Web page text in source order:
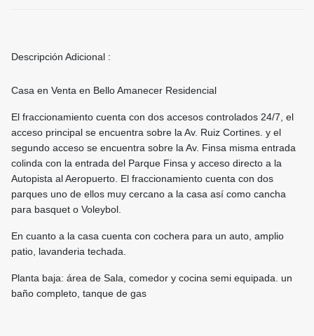
Descripción Adicional :
Casa en Venta en Bello Amanecer Residencial
El fraccionamiento cuenta con dos accesos controlados 24/7, el
acceso principal se encuentra sobre la Av. Ruiz Cortines. y el
segundo acceso se encuentra sobre la Av. Finsa misma entrada
colinda con la entrada del Parque Finsa y acceso directo a la
Autopista al Aeropuerto. El fraccionamiento cuenta con dos
parques uno de ellos muy cercano a la casa así como cancha
para basquet o Voleybol.
En cuanto a la casa cuenta con cochera para un auto, amplio
patio, lavanderia techada.
Planta baja: área de Sala, comedor y cocina semi equipada. un
baño completo, tanque de gas